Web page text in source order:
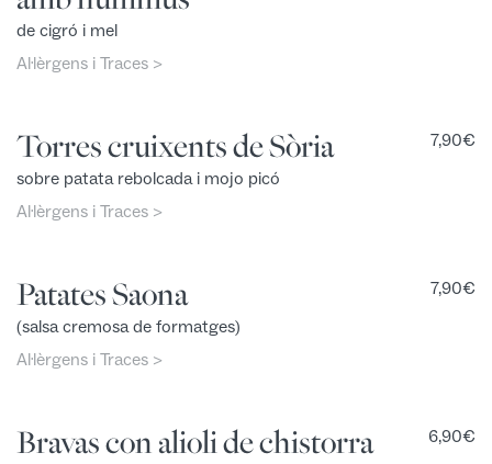
de cigró i mel
Al·lèrgens i Traces >
Torres cruixents de Sòria
sobre patata rebolcada i mojo picó
Al·lèrgens i Traces >
7,90€
Patates Saona
(salsa cremosa de formatges)
Al·lèrgens i Traces >
7,90€
Bravas con alioli de chistorra 6,90€